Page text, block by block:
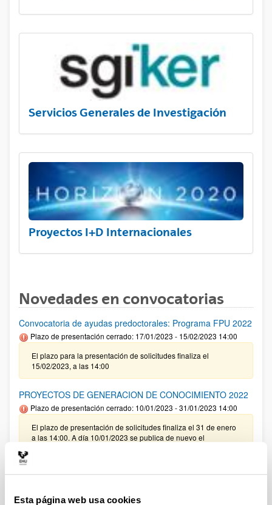
Esta página web usa cookies
Servicios Generales de Investigación
Proyectos I+D Internacionales
Novedades en convocatorias
Convocatoria de ayudas predoctorales: Programa FPU 2022
Plazo de presentación cerrado: 17/01/2023 - 15/02/2023 14:00
El plazo para la presentación de solicitudes finaliza el
15/02/2023, a las 14:00
PROYECTOS DE GENERACION DE CONOCIMIENTO 2022
Plazo de presentación cerrado: 10/01/2023 - 31/01/2023 14:00
El plazo de presentación de solicitudes finaliza el 31 de enero
a las 14:00. A día 10/01/2023 se publica de nuevo el
17/01/2023 se publica de nuevo el documento RESUMEN Y